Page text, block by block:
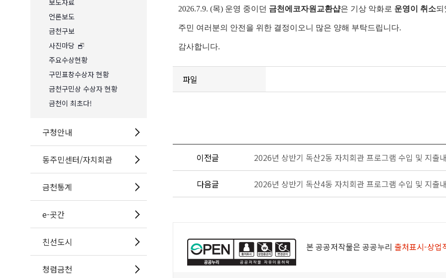
보도자료
언론보도
금천구보
사진마당
주요수상현황
구민표창수상자 현황
금천구민상 수상자 현황
금천이 최초다!
구청안내
동주민센터/자치회관
금천통계
e-곳간
친선도시
청렴금천
2026.7.9. (목) 운영 중이던 금천에코자원교환샵은 기상 악화로 운영이 취소되
주민 여러분의 안전을 위한 결정이오니 많은 양해 부탁드립니다.
감사합니다.
파일
이전글 2026년 상반기 독산2동 자치회관 프로그램 수입 및 지출
다음글 2026년 상반기 독산4동 자치회관 프로그램 수입 및 지출
본 공공저작물은 공공누리 출처표시-상업